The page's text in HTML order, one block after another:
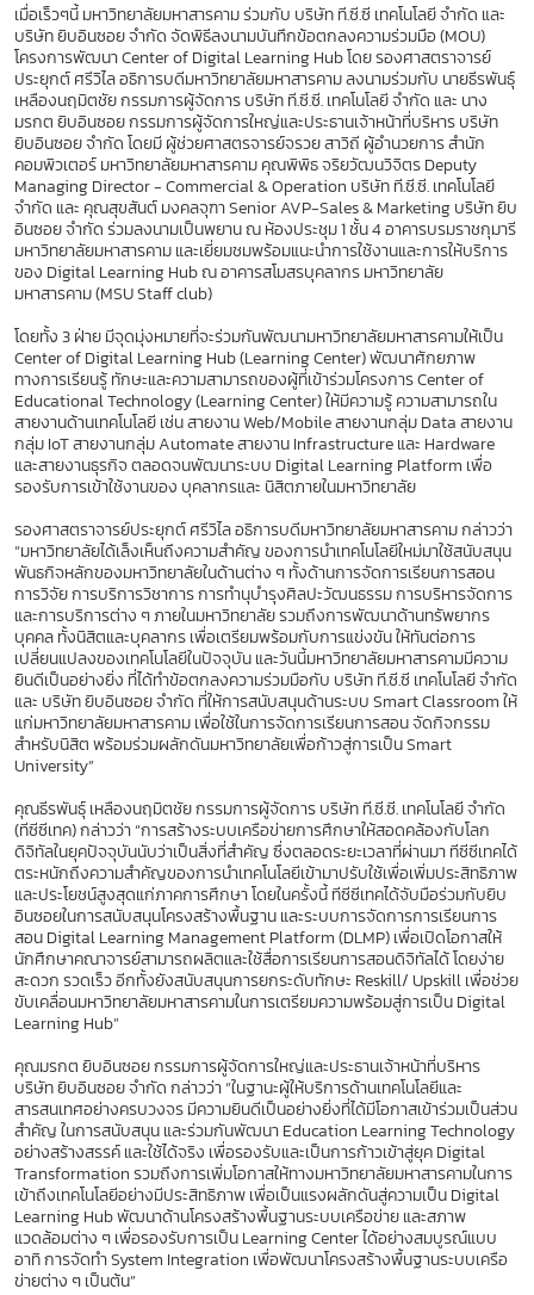
เมื่อเร็วๆนี้ มหาวิทยาลัยมหาสารคาม ร่วมกับ บริษัท ที.ซี.ซี เทคโนโลยี จำกัด และ
บริษัท ยิบอินซอย จำกัด จัดพิธีลงนามบันทึกข้อตกลงความร่วมมือ (MOU)
โครงการพัฒนา Center of Digital Learning Hub โดย รองศาสตราจารย์
ประยุกต์ ศรีวิไล อธิการบดีมหาวิทยาลัยมหาสารคาม ลงนามร่วมกับ นายธีรพันธุ์
เหลืองนฤมิตชัย กรรมการผู้จัดการ บริษัท ที.ซี.ซี. เทคโนโลยี จำกัด และ นาง
มรกต ยิบอินซอย กรรมการผู้จัดการใหญ่และประธานเจ้าหน้าที่บริหาร บริษัท
ยิบอินซอย จำกัด โดยมี ผู้ช่วยศาสตรจารย์จรวย สาวิถี ผู้อำนวยการ สำนัก
คอมพิวเตอร์ มหาวิทยาลัยมหาสารคาม คุณพิพิธ จริยวัฒนวิจิตร Deputy
Managing Director - Commercial & Operation บริษัท ที.ซี.ซี. เทคโนโลยี
จำกัด และ คุณสุขสันต์ มงคลจุฑา Senior AVP-Sales & Marketing บริษัท ยิบ
อินซอย จำกัด ร่วมลงนามเป็นพยาน ณ ห้องประชุม 1 ชั้น 4 อาคารบรมราชกุมารี
มหาวิทยาลัยมหาสารคาม และเยี่ยมชมพร้อมแนะนำการใช้งานและการให้บริการ
ของ Digital Learning Hub ณ อาคารสโมสรบุคลากร มหาวิทยาลัย
มหาสารคาม (MSU Staff club)
โดยทั้ง 3 ฝ่าย มีจุดมุ่งหมายที่จะร่วมกันพัฒนามหาวิทยาลัยมหาสารคามให้เป็น
Center of Digital Learning Hub (Learning Center) พัฒนาศักยภาพ
ทางการเรียนรู้ ทักษะและความสามารถของผู้ที่เข้าร่วมโครงการ Center of
Educational Technology (Learning Center) ให้มีความรู้ ความสามารถใน
สายงานด้านเทคโนโลยี เช่น สายงาน Web/Mobile สายงานกลุ่ม Data สายงาน
กลุ่ม IoT สายงานกลุ่ม Automate สายงาน Infrastructure และ Hardware
และสายงานธุรกิจ ตลอดจนพัฒนาระบบ Digital Learning Platform เพื่อ
รองรับการเข้าใช้งานของ บุคลากรและ นิสิตภายในมหาวิทยาลัย
รองศาสตราจารย์ประยุกต์ ศรีวิไล อธิการบดีมหาวิทยาลัยมหาสารคาม กล่าวว่า
“มหาวิทยาลัยได้เล็งเห็นถึงความสำคัญ ของการนำเทคโนโลยีใหม่มาใช้สนับสนุน
พันธกิจหลักของมหาวิทยาลัยในด้านต่าง ๆ ทั้งด้านการจัดการเรียนการสอน
การวิจัย การบริการวิชาการ การทำนุบำรุงศิลปะวัฒนธรรม การบริหารจัดการ
และการบริการต่าง ๆ ภายในมหาวิทยาลัย รวมถึงการพัฒนาด้านทรัพยากร
บุคคล ทั้งนิสิตและบุคลากร เพื่อเตรียมพร้อมกับการแข่งขัน ให้ทันต่อการ
เปลี่ยนแปลงของเทคโนโลยีในปัจจุบัน และวันนี้มหาวิทยาลัยมหาสารคามมีความ
ยินดีเป็นอย่างยิ่ง ที่ได้ทำข้อตกลงความร่วมมือกับ บริษัท ที.ซี.ซี เทคโนโลยี จำกัด
และ บริษัท ยิบอินซอย จำกัด ที่ให้การสนับสนุนด้านระบบ Smart Classroom ให้
แก่มหาวิทยาลัยมหาสารคาม เพื่อใช้ในการจัดการเรียนการสอน จัดกิจกรรม
สำหรับนิสิต พร้อมร่วมผลักดันมหาวิทยาลัยเพื่อก้าวสู่การเป็น Smart
University”
คุณธีรพันธุ์ เหลืองนฤมิตชัย กรรมการผู้จัดการ บริษัท ที.ซี.ซี. เทคโนโลยี จำกัด
(ทีซีซีเทค) กล่าวว่า “การสร้างระบบเครือข่ายการศึกษาให้สอดคล้องกับโลก
ดิจิทัลในยุคปัจจุบันนับว่าเป็นสิ่งที่สำคัญ ซึ่งตลอดระยะเวลาที่ผ่านมา ทีซีซีเทคได้
ตระหนักถึงความสำคัญของการนำเทคโนโลยีเข้ามาปรับใช้เพื่อเพิ่มประสิทธิภาพ
และประโยชน์สูงสุดแก่ภาคการศึกษา โดยในครั้งนี้ ทีซีซีเทคได้จับมือร่วมกับยิบ
อินซอยในการสนับสนุนโครงสร้างพื้นฐาน และระบบการจัดการการเรียนการ
สอน Digital Learning Management Platform (DLMP) เพื่อเปิดโอกาสให้
นักศึกษาคณาจารย์สามารถผลิตและใช้สื่อการเรียนการสอนดิจิทัลได้ โดยง่าย
สะดวก รวดเร็ว อีกทั้งยังสนับสนุนการยกระดับทักษะ Reskill/ Upskill เพื่อช่วย
ขับเคลื่อนมหาวิทยาลัยมหาสารคามในการเตรียมความพร้อมสู่การเป็น Digital
Learning Hub”
คุณมรกต ยิบอินซอย กรรมการผู้จัดการใหญ่และประธานเจ้าหน้าที่บริหาร
บริษัท ยิบอินซอย จำกัด กล่าวว่า “ในฐานะผู้ให้บริการด้านเทคโนโลยีและ
สารสนเทศอย่างครบวงจร มีความยินดีเป็นอย่างยิ่งที่ได้มีโอกาสเข้าร่วมเป็นส่วน
สำคัญ ในการสนับสนุน และร่วมกันพัฒนา Education Learning Technology
อย่างสร้างสรรค์ และใช้ได้จริง เพื่อรองรับและเป็นการก้าวเข้าสู่ยุค Digital
Transformation รวมถึงการเพิ่มโอกาสให้ทางมหาวิทยาลัยมหาสารคามในการ
เข้าถึงเทคโนโลยีอย่างมีประสิทธิภาพ เพื่อเป็นแรงผลักดันสู่ความเป็น Digital
Learning Hub พัฒนาด้านโครงสร้างพื้นฐานระบบเครือข่าย และสภาพ
แวดล้อมต่าง ๆ เพื่อรองรับการเป็น Learning Center ได้อย่างสมบูรณ์แบบ
อาทิ การจัดทำ System Integration เพื่อพัฒนาโครงสร้างพื้นฐานระบบเครือ
ข่ายต่าง ๆ เป็นต้น”